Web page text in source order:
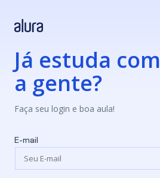
Já estuda com
a gente?
Faça seu login e boa aula!
E-mail